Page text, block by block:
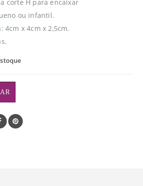
corte H para encaixar
ou infantil.
4cm x 4cm x 2,5cm.